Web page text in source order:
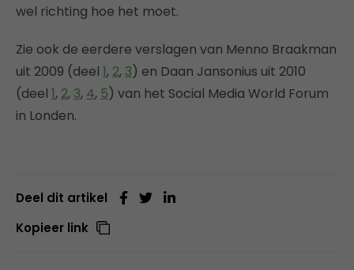
wel richting hoe het moet.
Zie ook de eerdere verslagen van Menno Braakman
uit 2009 (deel 1, 2, 3) en Daan Jansonius uit 2010
(deel 1, 2, 3, 4, 5) van het Social Media World Forum
in Londen.
Deel dit artikel
Kopieer link